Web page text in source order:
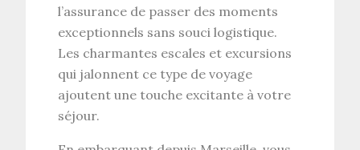
l’assurance de passer des moments
exceptionnels sans souci logistique.
Les charmantes escales et excursions
qui jalonnent ce type de voyage
ajoutent une touche excitante à votre
séjour.